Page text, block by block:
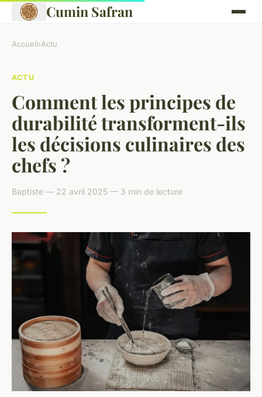
Cumin Safran
Accueil›Actu
ACTU
Comment les principes de
durabilité transforment-ils
les décisions culinaires des
chefs ?
Baptiste — 22 avril 2025 — 3 min de lecture